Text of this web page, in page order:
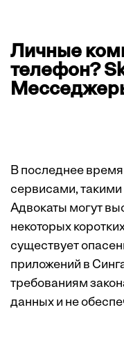
Личные
телефон?
В последнее
сервисами,
Адвокаты могут
некоторых
существует
приложений в
требованиям
данных и не